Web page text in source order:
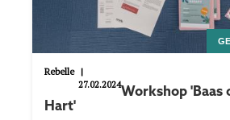
Rebelle |
27.02.2024
Workshop 'Baas
Hart'